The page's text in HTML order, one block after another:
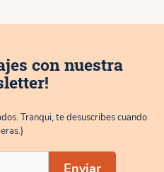
con nuestra
Tranqui, te desuscribes cuando